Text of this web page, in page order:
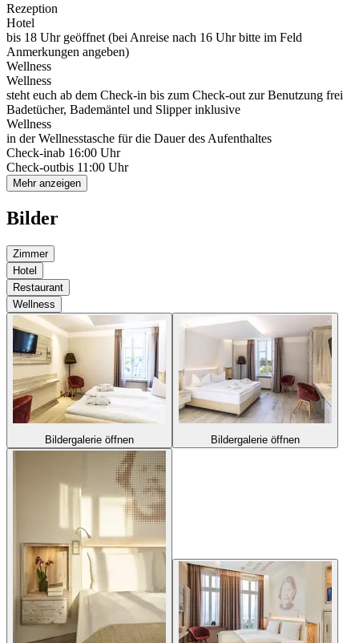
Rezeption
Hotel
bis 18 Uhr geöffnet (bei Anreise nach 16 Uhr bitte im Feld
Anmerkungen angeben)
Wellness
Wellness
steht euch ab dem Check-in bis zum Check-out zur Benutzung frei
Badetücher, Bademäntel und Slipper inklusive
Wellness
in der Wellnesstasche für die Dauer des Aufenthaltes
Check-inab 16:00 Uhr
Check-outbis 11:00 Uhr
Mehr anzeigen
Bilder
Zimmer
Hotel
Restaurant
Wellness
Bildergalerie öffnen Bildergalerie öffnen